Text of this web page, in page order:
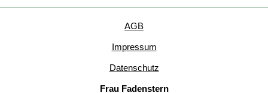
Frau Fadenstern
Impressum
Datenschutz
AGB